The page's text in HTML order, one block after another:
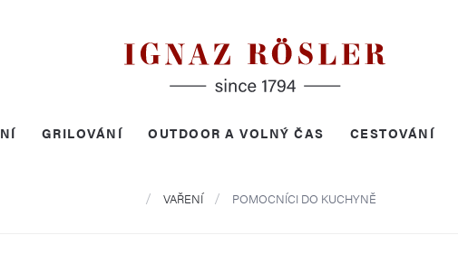
GRILOVÁNÍ OUTDOOR A VOLNÝ ČAS CESTOVÁNÍ
DomůVAŘENÍ POMOCNÍCI DO KUCHYNĚ